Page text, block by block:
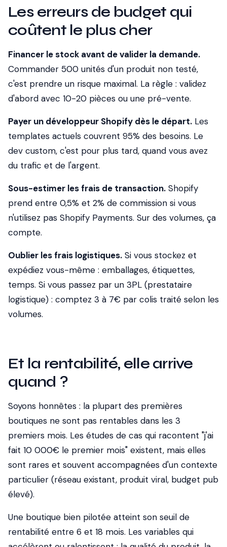
Les erreurs de budget qui
coûtent le plus cher
Financer le stock avant de valider la demande.
Commander 500 unités d'un produit non testé,
c'est prendre un risque maximal. La règle : validez
d'abord avec 10-20 pièces ou une pré-vente.
Payer un développeur Shopify dès le départ. Les
templates actuels couvrent 95% des besoins. Le
dev custom, c'est pour plus tard, quand vous avez
du trafic et de l'argent.
Sous-estimer les frais de transaction. Shopify
prend entre 0,5% et 2% de commission si vous
n'utilisez pas Shopify Payments. Sur des volumes, ça
compte.
Oublier les frais logistiques. Si vous stockez et
expédiez vous-même : emballages, étiquettes,
temps. Si vous passez par un 3PL (prestataire
logistique) : comptez 3 à 7€ par colis traité selon les
volumes.
Et la rentabilité, elle arrive
quand ?
Soyons honnêtes : la plupart des premières
boutiques ne sont pas rentables dans les 3
premiers mois. Les études de cas qui racontent "j'ai
fait 10 000€ le premier mois" existent, mais elles
sont rares et souvent accompagnées d'un contexte
particulier (réseau existant, produit viral, budget pub
élevé).
Une boutique bien pilotée atteint son seuil de
rentabilité entre 6 et 18 mois. Les variables qui